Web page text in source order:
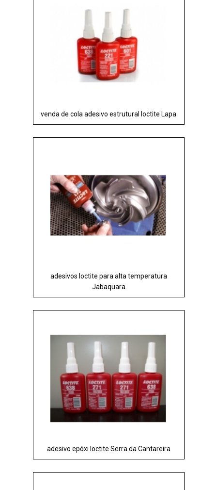
venda de cola adesivo estrutural loctite Lapa
adesivos loctite para alta temperatura
Jabaquara
adesivo epóxi loctite Serra da Cantareira